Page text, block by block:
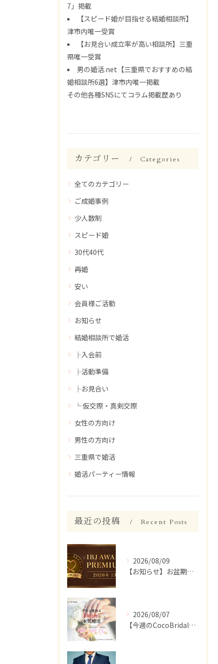
7」掲載
【スピード婚が目指せる結婚相談所】
津市内唯一受賞
【お見合い成立率が高い相談所】三重
県唯一受賞
男の婚活.net【三重県でおすすめの結
婚相談所6選】津市内唯一掲載
その他各種SNSにてコラム掲載歴あり
カテゴリー Categories
全てのカテゴリー
ご成婚事例
少人数制
スピード婚
30代40代
再婚
安い
会員様ご活動
お知らせ
結婚相談所で婚活
├入会前
├活動準備
├お見合い
└ 仮交際・真剣交際
女性の方向け
男性の方向け
三重県で婚活
婚活パーティー情報
最近の投稿 Recent Posts
2026/08/09
【お知らせ】お盆期間のサポート体制について
2026/08/07
【今週のCocoBridal】8/1〜8/7 会員様 活動報告✨